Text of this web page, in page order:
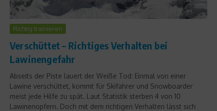
Richtig trainieren
Verschüttet – Richtiges Verhalten bei
Lawinengefahr
Abseits der Piste lauert der Weiße Tod: Einmal von einer
Lawine verschüttet, kommt für Skifahrer und Snowboarder
meist jede Hilfe zu spät. Laut Statistik sterben 4 von 10
Lawinenopfern. Doch mit dem richtigen Verhalten lässt sich